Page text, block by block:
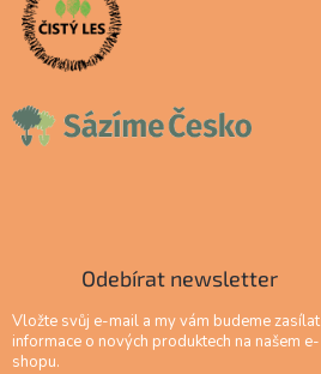
Odebírat newsletter
Vložte svůj e-mail a my vám budeme zasílat
informace o nových produktech na našem e-
shopu.